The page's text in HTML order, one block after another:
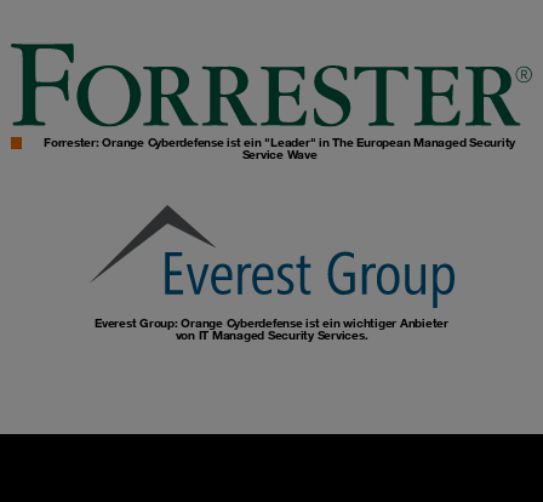
Forrester: Orange Cyberdefense ist ein "Leader" in The European Managed Security
Service Wave
Everest Group: Orange Cyberdefense ist ein wichtiger Anbieter
von IT Managed Security Services.